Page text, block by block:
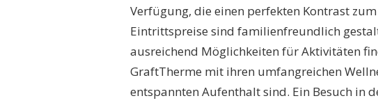
Verfügung, die einen perfekten Kontrast
Eintrittspreise sind familienfreundlich
ausreichend Möglichkeiten für Aktivitäten
GraftTherme mit ihren umfangreichen
entspannten Aufenthalt sind. Ein Besuch in